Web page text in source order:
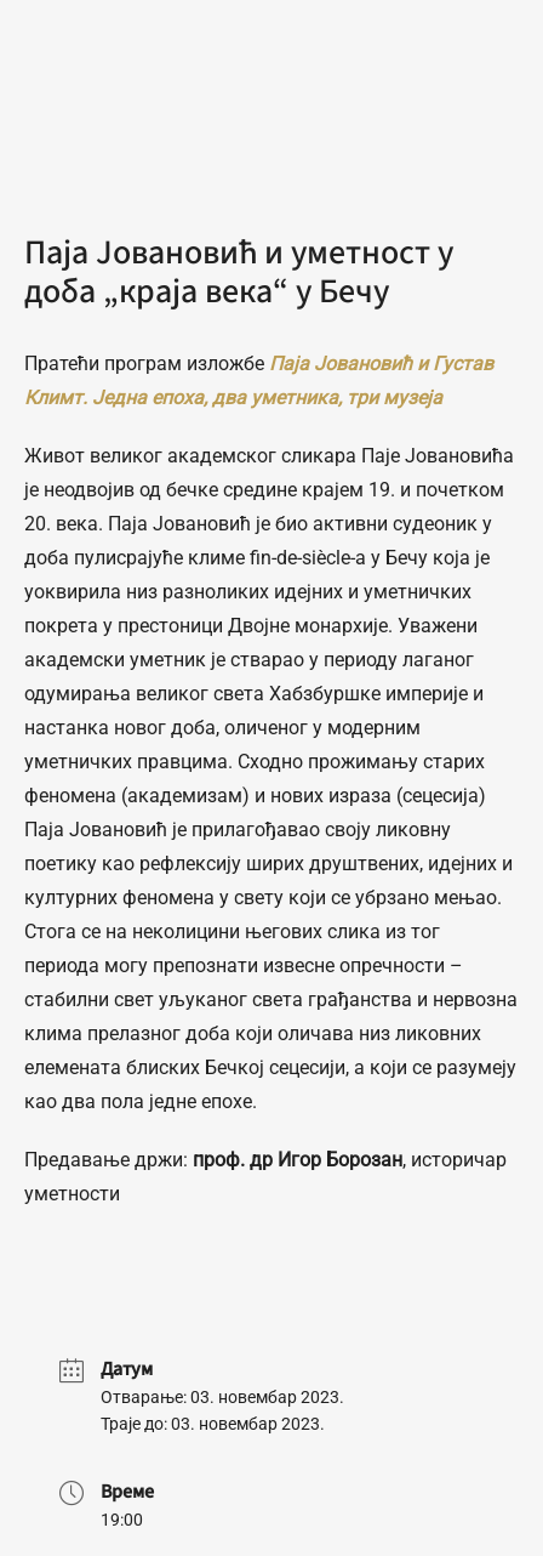
Паја Јовановић и уметност у
доба „краја века“ у Бечу
Пратећи програм изложбе Паја Јовановић и Густав
Климт. Једна епоха, два уметника, три музеја
Живот великог академског сликара Паје Јовановића
је неодвојив од бечке средине крајем 19. и почетком
20. века. Паја Јовановић је био активни судеоник у
доба пулисрајуће климе fin-de-sièclе-а у Бечу која је
уоквирила низ разноликих идејних и уметничких
покрета у престоници Двојне монархије. Уважени
академски уметник је стварао у периоду лаганог
одумирања великог света Хабзбуршке империје и
настанка новог доба, оличеног у модерним
уметничких правцима. Сходно прожимању старих
феномена (академизам) и нових израза (сецесија)
Паја Јовановић је прилагођавао своју ликовну
поетику као рефлексију ширих друштвених, идејних и
културних феномена у свету који се убрзано мењао.
Стога се на неколицини његових слика из тог
периода могу препознати извесне опречности –
стабилни свет уљуканог света грађанства и нервозна
клима прелазног доба који оличава низ ликовних
елемената блиских Бечкој сецесији, а који се разумеју
као два пола једне епохе.
Предавање држи: проф. др Игор Борозан, историчар
уметности
Датум
Отварање: 03. новембар 2023.
Траје до: 03. новембар 2023.
Време
19:00